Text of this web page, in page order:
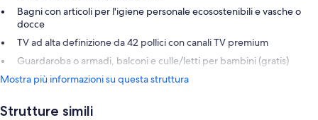
Bagni con articoli per l'igiene personale ecosostenibili e vasche o
docce
TV ad alta definizione da 42 pollici con canali TV premium
Guardaroba o armadi, balconi e culle/letti per bambini (gratis)
Mostra più informazioni su questa struttura
Strutture simili